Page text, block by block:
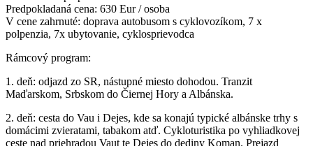
Predpokladaná cena: 630 Eur / osoba
V cene zahrnuté: doprava autobusom s cyklovozíkom, 7 x
polpenzia, 7x ubytovanie, cyklosprievodca
Rámcový program:
1. deň: odjazd zo SR, nástupné miesto dohodou. Tranzit
Maďarskom, Srbskom do Čiernej Hory a Albánska.
2. deň: cesta do Vau i Dejes, kde sa konajú typické albánske trhy s
domácimi zvieratami, tabakom atď. Cykloturistika po vyhliadkovej
ceste nad priehradou Vaut te Dejes do dediny Koman. Prejazd